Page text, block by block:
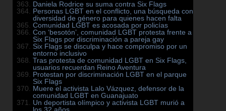
Daniela Rodrice su suma contra Six Flags
Personas LGBT en el conflicto, una búsqueda con
diversidad de género para quienes hacen falta
Comunidad LGBT es acosada por policías
Con ‘besotón’, comunidad LGBT protesta frente a
Six Flags por discriminación a pareja gay
Six Flags se disculpa y hace compromiso por un
entorno inclusivo
Tras protesta de comunidad LGBT en Six Flags,
usuarios recuerdan Reino Aventura
Protestan por discriminación LGBT en el parque
Six Flags
Muere el activista Lalo Vázquez, defensor de la
comunidad LGBT en Guanajuato
Un deportista olímpico y activista LGBT murió a